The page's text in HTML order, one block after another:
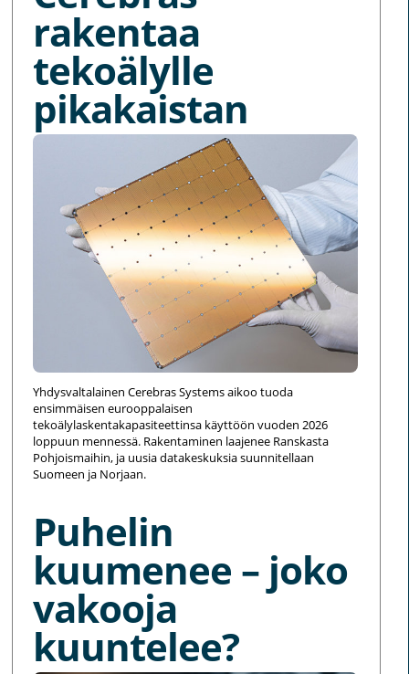
rakentaa
tekoälylle
pikakaistan
Yhdysvaltalainen Cerebras Systems aikoo tuoda
ensimmäisen eurooppalaisen
tekoälylaskentakapasiteettinsa käyttöön vuoden 2026
loppuun mennessä. Rakentaminen laajenee Ranskasta
Pohjoismaihin, ja uusia datakeskuksia suunnitellaan
Suomeen ja Norjaan.
Puhelin
kuumenee – joko
vakooja
kuuntelee?